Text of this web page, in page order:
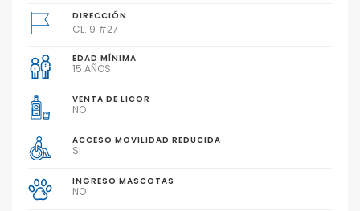
DIRECCIÓN
CL. 9 #27
EDAD MÍNIMA
15 AÑOS
VENTA DE LICOR
NO
ACCESO MOVILIDAD REDUCIDA
SI
INGRESO MASCOTAS
NO